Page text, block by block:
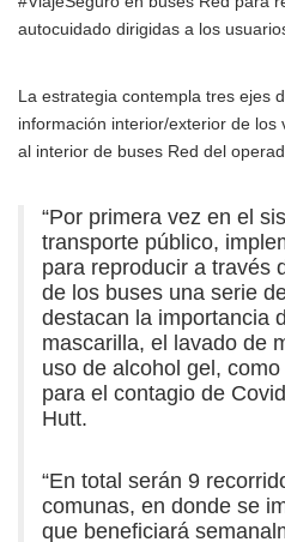
autocuidado dirigidas a los
La estrategia contempla tres ejes
información interior/exterior de
al interior de buses Red del
“Por primera vez en el
transporte público,
para reproducir a través
de los buses una serie
destacan la importancia
mascarilla, el lavado de
uso de alcohol gel,
para el contagio de
Hutt.
“En total serán 9
comunas, en donde se
que beneficiará